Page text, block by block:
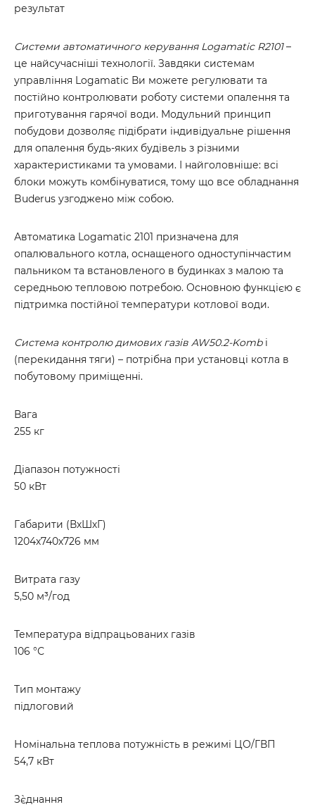
результат
Системи автоматичного керування Logamatic R2101–
це найсучасніші технології. Завдяки системам
управління Logamatic Ви можете регулювати та
постійно контролювати роботу системи опалення та
приготування гарячої води. Модульний принцип
побудови дозволяє підібрати індивідуальне рішення
для опалення будь-яких будівель з різними
характеристиками та умовами. І найголовніше: всі
блоки можуть комбінуватися, тому що все обладнання
Buderus узгоджено між собою.
Автоматика Logamatic 2101 призначена для
опалювального котла, оснащеного одноступінчастим
пальником та встановленого в будинках з малою та
середньою тепловою потребою. Основною функцією є
підтримка постійної температури котлової води.
Система контролю димових газів AW50.2-Kombi
(перекидання тяги) – потрібна при установці котла в
побутовому приміщенні.
Вага
255 кг
Діапазон потужності
50 кВт
Габарити (ВхШхГ)
1204х740х726 мм
Витрата газу
5,50 м³/год
Температура відпрацьованих газів
106 °С
Тип монтажу
підлоговий
Номінальна теплова потужність в режимі ЦО/ГВП
54,7 кВт
З`єднання